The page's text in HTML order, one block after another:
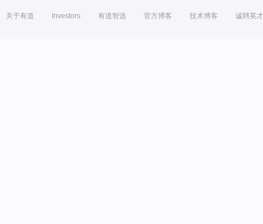
关于有道 Investors 有道智选 官方博客 技术博客 诚聘英才